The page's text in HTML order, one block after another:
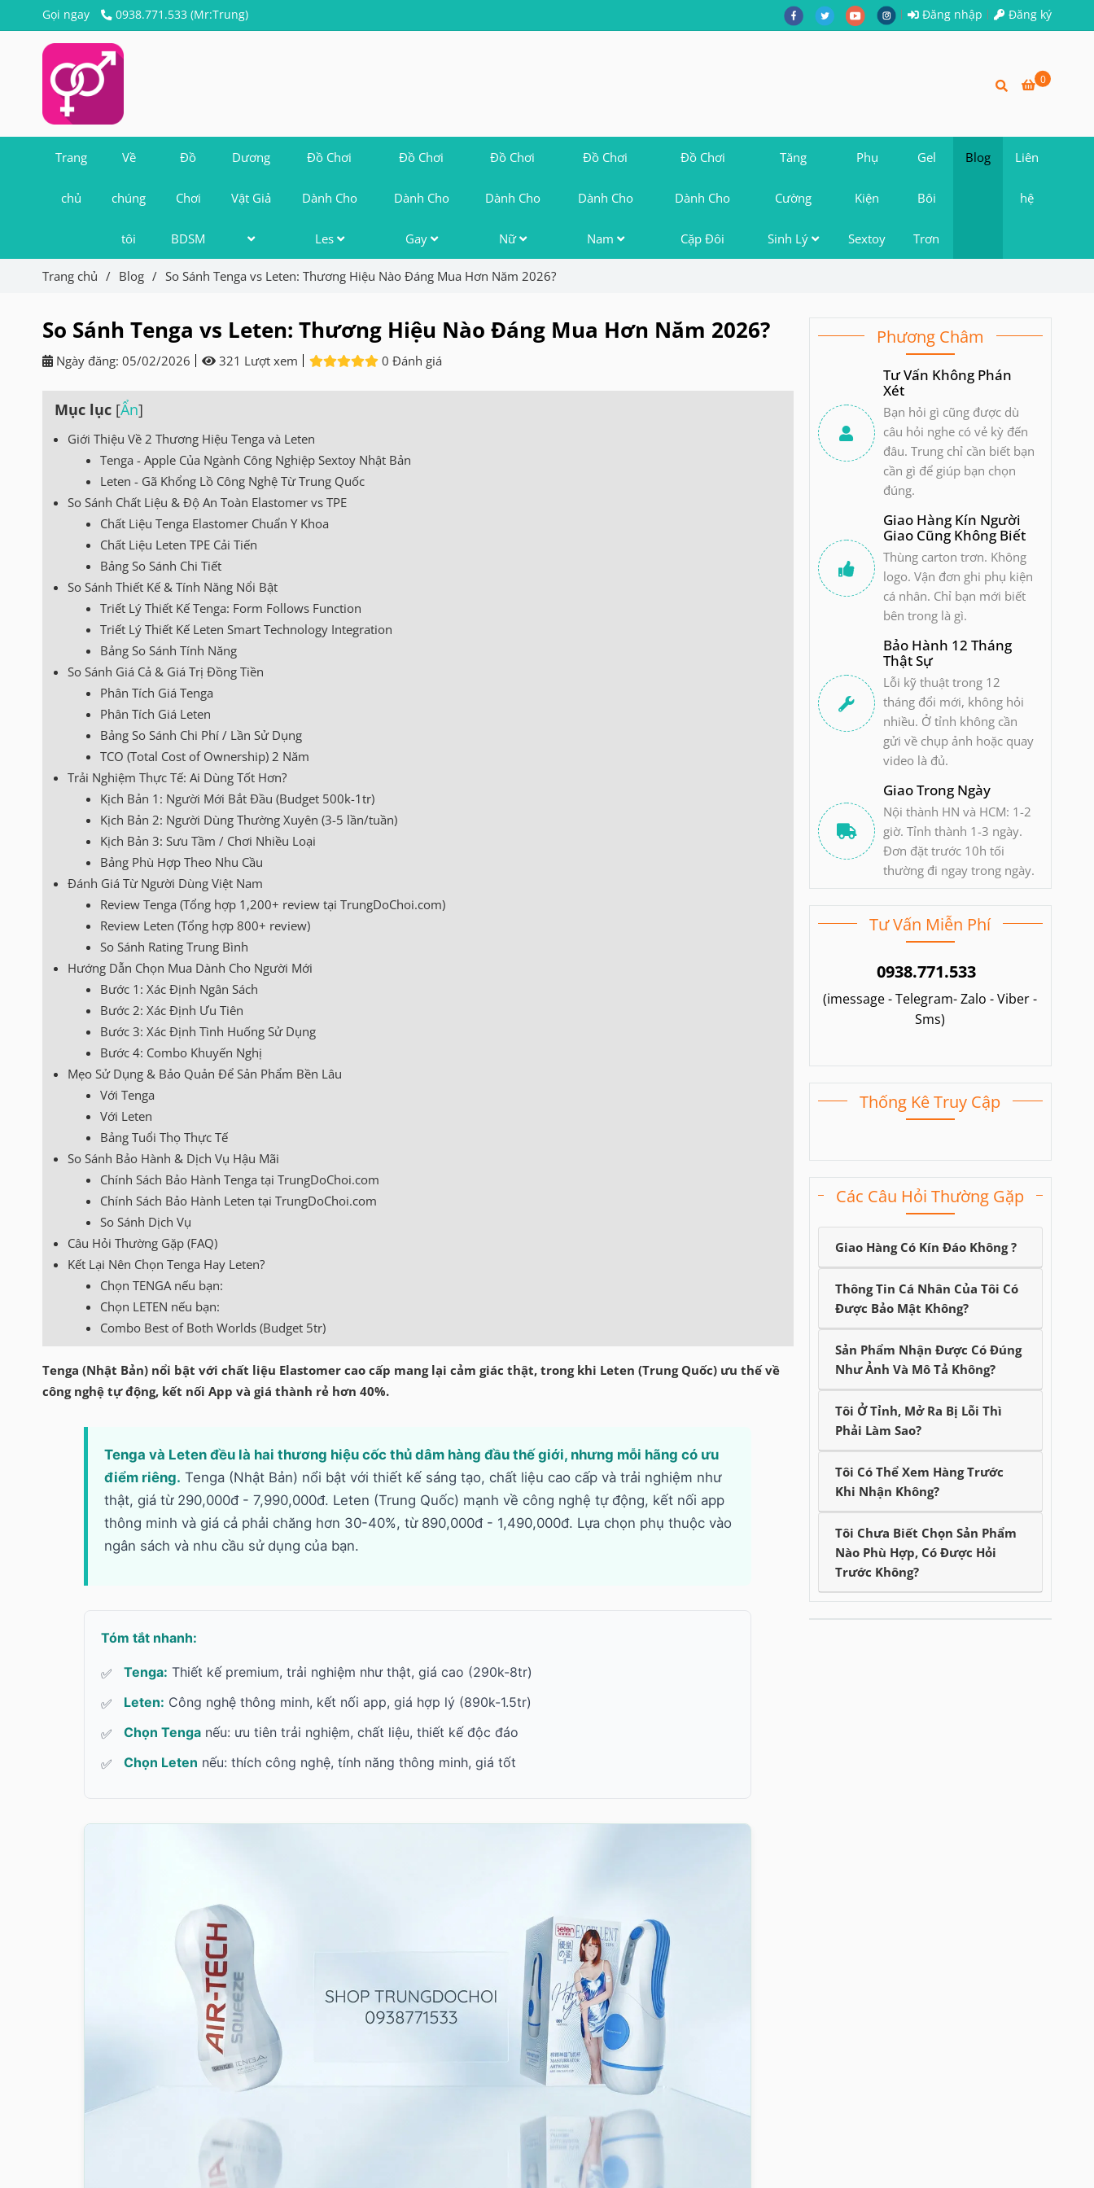
Gọi ngay 0938.771.533 (Mr:Trung) Đăng nhập Đăng ký
0
Trang
chủ
Về
chúng
tôi
Đồ
Chơi
BDSM
Dương
Vật Giả
Đồ Chơi
Dành Cho
Les
Đồ Chơi
Dành Cho
Gay
Đồ Chơi
Dành Cho
Nữ
Đồ Chơi
Dành Cho
Nam
Đồ Chơi
Dành Cho
Cặp Đôi
Tăng
Cường
Sinh Lý
Phụ
Kiện
Sextoy
Gel
Bôi
Trơn
Blog Liên
hệ
Trang chủ / Blog / So Sánh Tenga vs Leten: Thương Hiệu Nào Đáng Mua Hơn Năm 2026?
So Sánh Tenga vs Leten: Thương Hiệu Nào Đáng Mua Hơn Năm 2026?
Ngày đăng: 05/02/2026 321 Lượt xem 0 Đánh giá
Mục lục [Ẩn]
Giới Thiệu Về 2 Thương Hiệu Tenga và Leten
Tenga - Apple Của Ngành Công Nghiệp Sextoy Nhật Bản
Leten - Gã Khổng Lồ Công Nghệ Từ Trung Quốc
So Sánh Chất Liệu & Độ An Toàn Elastomer vs TPE
Chất Liệu Tenga Elastomer Chuẩn Y Khoa
Chất Liệu Leten TPE Cải Tiến
Bảng So Sánh Chi Tiết
So Sánh Thiết Kế & Tính Năng Nổi Bật
Triết Lý Thiết Kế Tenga: Form Follows Function
Triết Lý Thiết Kế Leten Smart Technology Integration
Bảng So Sánh Tính Năng
So Sánh Giá Cả & Giá Trị Đồng Tiền
Phân Tích Giá Tenga
Phân Tích Giá Leten
Bảng So Sánh Chi Phí / Lần Sử Dụng
TCO (Total Cost of Ownership) 2 Năm
Trải Nghiệm Thực Tế: Ai Dùng Tốt Hơn?
Kịch Bản 1: Người Mới Bắt Đầu (Budget 500k-1tr)
Kịch Bản 2: Người Dùng Thường Xuyên (3-5 lần/tuần)
Kịch Bản 3: Sưu Tầm / Chơi Nhiều Loại
Bảng Phù Hợp Theo Nhu Cầu
Đánh Giá Từ Người Dùng Việt Nam
Review Tenga (Tổng hợp 1,200+ review tại TrungDoChoi.com)
Review Leten (Tổng hợp 800+ review)
So Sánh Rating Trung Bình
Hướng Dẫn Chọn Mua Dành Cho Người Mới
Bước 1: Xác Định Ngân Sách
Bước 2: Xác Định Ưu Tiên
Bước 3: Xác Định Tình Huống Sử Dụng
Bước 4: Combo Khuyến Nghị
Mẹo Sử Dụng & Bảo Quản Để Sản Phẩm Bền Lâu
Với Tenga
Với Leten
Bảng Tuổi Thọ Thực Tế
So Sánh Bảo Hành & Dịch Vụ Hậu Mãi
Chính Sách Bảo Hành Tenga tại TrungDoChoi.com
Chính Sách Bảo Hành Leten tại TrungDoChoi.com
So Sánh Dịch Vụ
Câu Hỏi Thường Gặp (FAQ)
Kết Lại Nên Chọn Tenga Hay Leten?
Chọn TENGA nếu bạn:
Chọn LETEN nếu bạn:
Combo Best of Both Worlds (Budget 5tr)
Tenga (Nhật Bản) nổi bật với chất liệu Elastomer cao cấp mang lại cảm giác thật, trong khi Leten (Trung Quốc) ưu thế về
công nghệ tự động, kết nối App và giá thành rẻ hơn 40%.
Tenga và Leten đều là hai thương hiệu cốc thủ dâm hàng đầu thế giới, nhưng mỗi hãng có ưu
điểm riêng. Tenga (Nhật Bản) nổi bật với thiết kế sáng tạo, chất liệu cao cấp và trải nghiệm như
thật, giá từ 290,000đ - 7,990,000đ. Leten (Trung Quốc) mạnh về công nghệ tự động, kết nối app
thông minh và giá cả phải chăng hơn 30-40%, từ 890,000đ - 1,490,000đ. Lựa chọn phụ thuộc vào
ngân sách và nhu cầu sử dụng của bạn.
Tóm tắt nhanh:
Tenga: Thiết kế premium, trải nghiệm như thật, giá cao (290k-8tr)
Leten: Công nghệ thông minh, kết nối app, giá hợp lý (890k-1.5tr)
Chọn Tenga nếu: ưu tiên trải nghiệm, chất liệu, thiết kế độc đáo
Chọn Leten nếu: thích công nghệ, tính năng thông minh, giá tốt
Phương Châm
Tư Vấn Không Phán
Xét
Bạn hỏi gì cũng được dù
câu hỏi nghe có vẻ kỳ đến
đâu. Trung chỉ cần biết bạn
cần gì để giúp bạn chọn
đúng.
Giao Hàng Kín Người
Giao Cũng Không Biết
Thùng carton trơn. Không
logo. Vận đơn ghi phụ kiện
cá nhân. Chỉ bạn mới biết
bên trong là gì.
Bảo Hành 12 Tháng
Thật Sự
Lỗi kỹ thuật trong 12
tháng đổi mới, không hỏi
nhiều. Ở tỉnh không cần
gửi về chụp ảnh hoặc quay
video là đủ.
Giao Trong Ngày
Nội thành HN và HCM: 1-2
giờ. Tỉnh thành 1-3 ngày.
Đơn đặt trước 10h tối
thường đi ngay trong ngày.
Tư Vấn Miễn Phí
0938.771.533
(imessage - Telegram- Zalo - Viber -
Sms)
Thống Kê Truy Cập
Các Câu Hỏi Thường Gặp
Giao Hàng Có Kín Đáo Không ?
Thông Tin Cá Nhân Của Tôi Có
Được Bảo Mật Không?
Sản Phẩm Nhận Được Có Đúng
Như Ảnh Và Mô Tả Không?
Tôi Ở Tỉnh, Mở Ra Bị Lỗi Thì
Phải Làm Sao?
Tôi Có Thể Xem Hàng Trước
Khi Nhận Không?
Tôi Chưa Biết Chọn Sản Phẩm
Nào Phù Hợp, Có Được Hỏi
Trước Không?